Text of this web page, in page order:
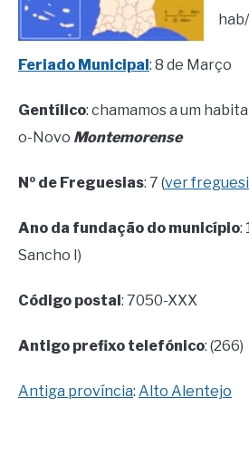
Feriado Municipal: 8 de Março
Gentílico: chamamos a um
o-Novo Montemorense
Nº de Freguesias: 7 (ver
Ano da fundação do município:
Sancho I)
Código postal: 7050-XXX
Antigo prefixo telefónico: (266)
Antiga província: Alto Alentejo